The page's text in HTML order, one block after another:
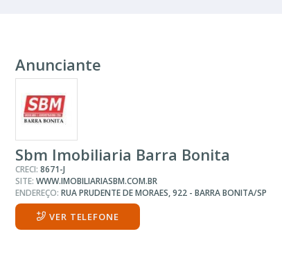
Anunciante
Sbm Imobiliaria Barra Bonita
CRECI: 8671-J
SITE: WWW.IMOBILIARIASBM.COM.BR
ENDEREÇO: RUA PRUDENTE DE MORAES, 922 - BARRA BONITA/SP
VER TELEFONE
Vila São Jose
1 Quarto
1 Banheiro